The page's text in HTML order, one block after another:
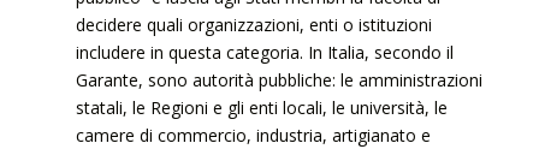
decidere quali organizzazioni, enti o istituzioni
includere in questa categoria. In Italia, secondo il
Garante, sono autorità pubbliche: le amministrazioni
statali, le Regioni e gli enti locali, le università, le
camere di commercio, industria, artigianato e